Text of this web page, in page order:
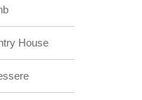
House